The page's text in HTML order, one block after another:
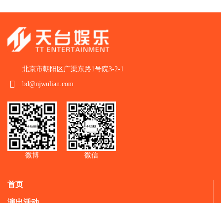
北京市朝阳区广渠东路1号院3-2-1
bd@njwulian.com
微博 微信
首页